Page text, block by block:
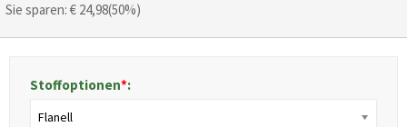
Sie sparen: € 24,98(50%)
Stoffoptionen*:
Flanell